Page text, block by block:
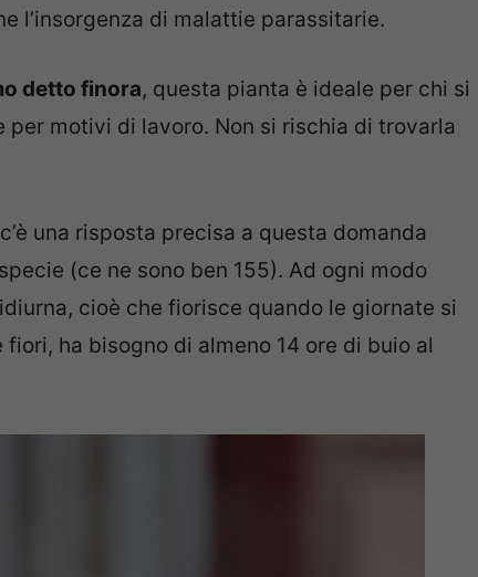
l’insorgenza di malattie parassitarie.
detto finora, questa pianta è ideale per chi si
per motivi di lavoro. Non si rischia di trovarla
una risposta precisa a questa domanda
(ce ne sono ben 155). Ad ogni modo
cioè che fiorisce quando le giornate si
ha bisogno di almeno 14 ore di buio al